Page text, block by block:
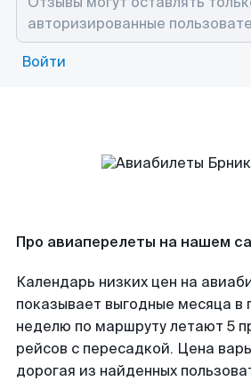
Войти
Про авиаперелеты на нашем
Календарь низких цен на
показывает выгодные месяца в
неделю по маршруту летают 5
рейсов с пересадкой. Цена
дорогая из найденных